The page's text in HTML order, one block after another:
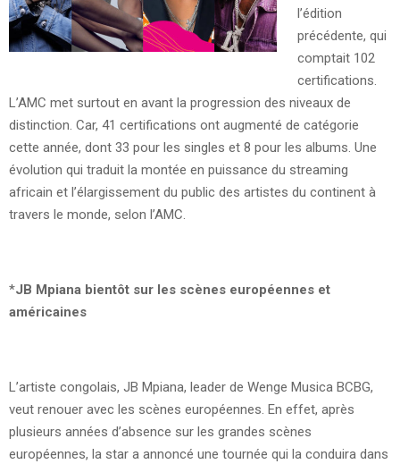
l’édition
précédente, qui
comptait 102
certifications.
L’AMC met surtout en avant la progression des niveaux de
distinction. Car, 41 certifications ont augmenté de catégorie
cette année, dont 33 pour les singles et 8 pour les albums. Une
évolution qui traduit la montée en puissance du streaming
africain et l’élargissement du public des artistes du continent à
travers le monde, selon l’AMC.
*JB Mpiana bientôt sur les scènes européennes et
américaines
L’artiste congolais, JB Mpiana, leader de Wenge Musica BCBG,
veut renouer avec les scènes européennes. En effet, après
plusieurs années d’absence sur les grandes scènes
européennes, la star a annoncé une tournée qui la conduira dans